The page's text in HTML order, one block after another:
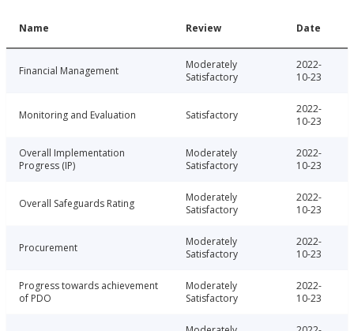
Name Review Date
Financial Management
Moderately
Satisfactory
2022-
10-23
Monitoring and Evaluation Satisfactory
2022-
10-23
Overall Implementation
Progress (IP)
Moderately
Satisfactory
2022-
10-23
Overall Safeguards Rating
Moderately
Satisfactory
2022-
10-23
Procurement
Moderately
Satisfactory
2022-
10-23
Progress towards achievement
of PDO
Moderately
Satisfactory
2022-
10-23